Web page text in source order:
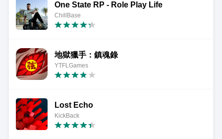
One State RP - Role Play Life
ChillBase
地獄獵手：鎮魂錄
YTFLGames
Lost Echo
KickBack